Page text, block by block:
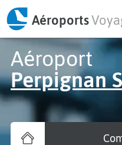
Aéroports
Aéroport
Perpignan